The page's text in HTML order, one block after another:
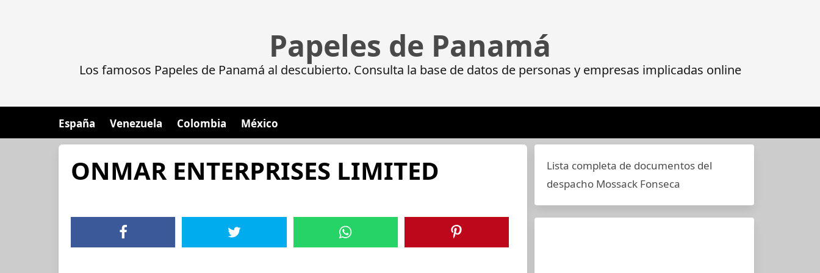
Papeles de Panamá
Los famosos Papeles de Panamá al descubierto. Consulta la base de datos de personas y empresas implicadas online
España Venezuela Colombia México
ONMAR ENTERPRISES LIMITED
Lista completa de documentos del
despacho Mossack Fonseca